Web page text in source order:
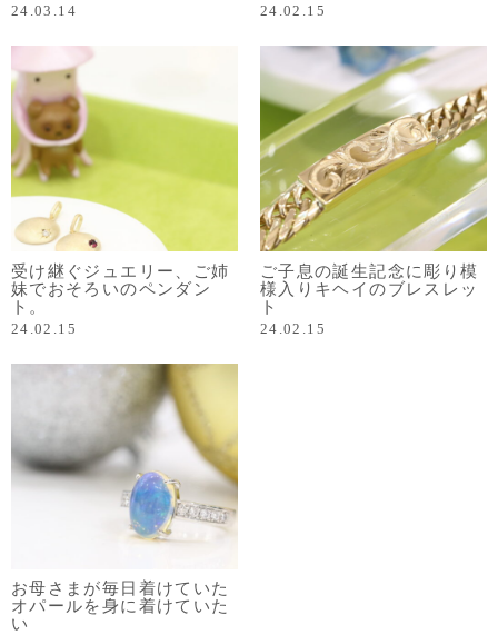
24.03.14 24.02.15
受け継ぐジュエリー、ご姉
妹でおそろいのペンダン
ト。
24.02.15
ご子息の誕生記念に彫り模
様入りキヘイのブレスレッ
ト
24.02.15
お母さまが毎日着けていた
オパールを身に着けていた
い